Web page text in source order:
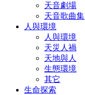
天音劇場
天音歌曲集
人與環境
人與環境
天災人禍
天地與人
生態環境
其它
生命探索